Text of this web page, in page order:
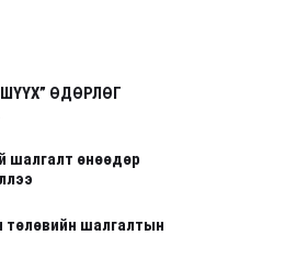
ӨДӨРЛӨГ
шалгалт өнөөдөр
төлөвийн шалгалтын